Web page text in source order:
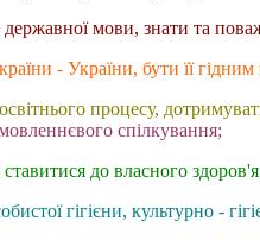
мови, знати та
- України, бути її
процесу,
спілкування;
до власного
гігієни, культурно -